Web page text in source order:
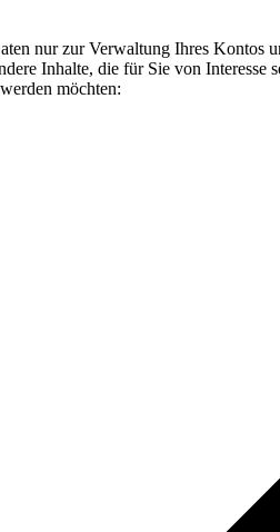
nur zur Verwaltung Ihres Kontos
Inhalte, die für Sie von Interesse
möchten: